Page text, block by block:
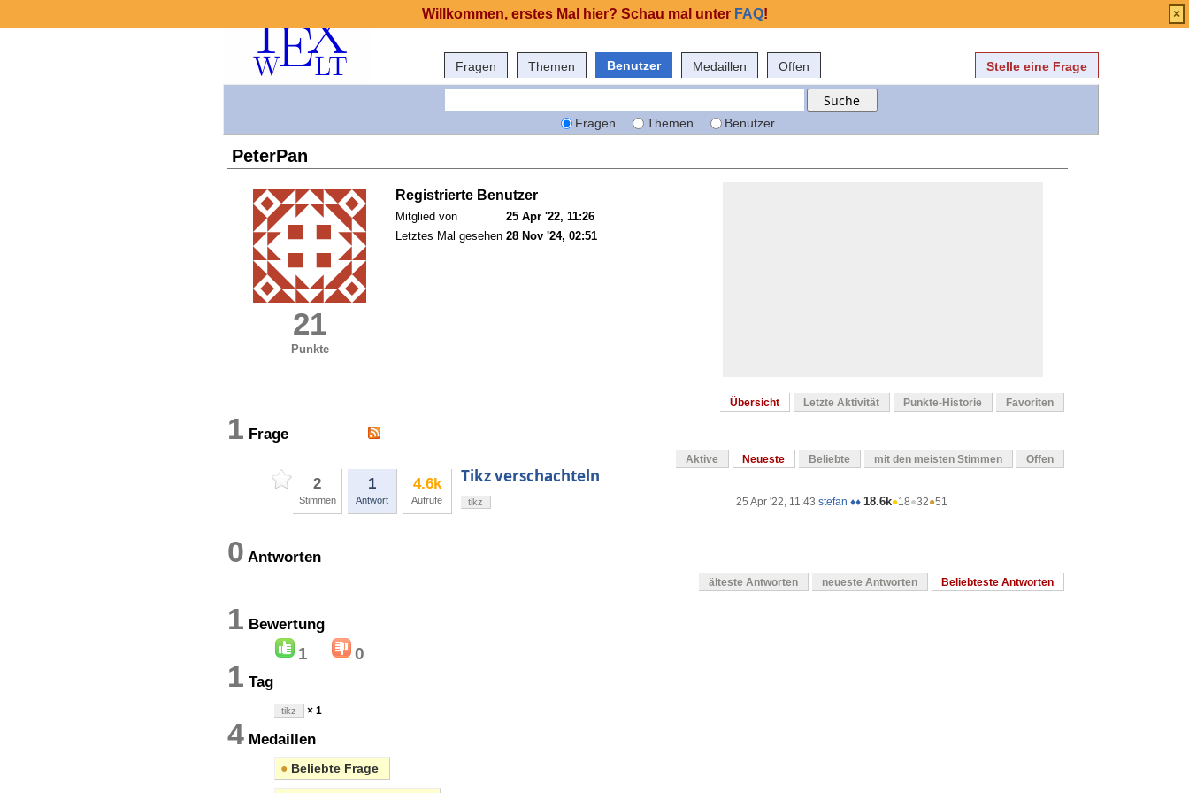
Fragen Themen Benutzer Medaillen Offen Stelle eine Frage
Fragen Themen Benutzer
PeterPan
21
Punkte
Registrierte Benutzer
Mitglied von
25 Apr '22, 11:26
Letztes Mal gesehen 28 Nov '24, 02:51
Übersicht Letzte Aktivität Punkte-Historie Favoriten
1 Frage
Aktive Neueste Beliebte mit den meisten Stimmen Offen
2
Stimmen
1
Antwort
4.6k
Aufrufe
Tikz verschachteln
25 Apr '22, 11:43 stefan ♦♦ 18.6k●18●32●51
tikz
0 Antworten
älteste Antworten neueste Antworten Beliebteste Antworten
1 Bewertung
1 0
1 Tag
tikz × 1
4 Medaillen
● Beliebte Frage
Willkommen, erstes Mal hier? Schau mal unter FAQ! ×